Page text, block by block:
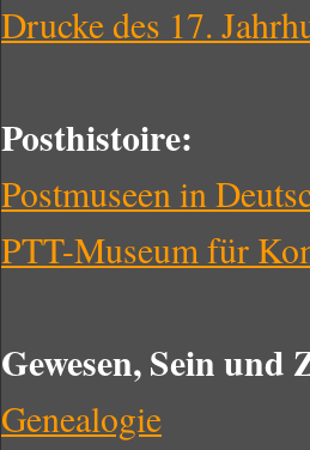
Drucke des 17.
Posthistoire:
Postmuseen in
PTT-Museum für
Gewesen, Sein und
Genealogie